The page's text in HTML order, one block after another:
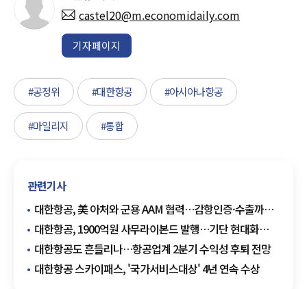
castel20@m.economidaily.com
기자페이지
#공정위 #대한항공 #아시아나항공
#마일리지 #통합
관련기사
대한항공, 美 아처와 군용 AAM 협력…감항인증·수출까지
겨냥
대한항공, 1900억원 사무라이본드 발행…기단 현대화
자금 확보
대한항공도 흔들리나…항공업계 2분기 수익성 후퇴 전망
대한항공 스카이패스, '국가서비스대상' 4년 연속 수상